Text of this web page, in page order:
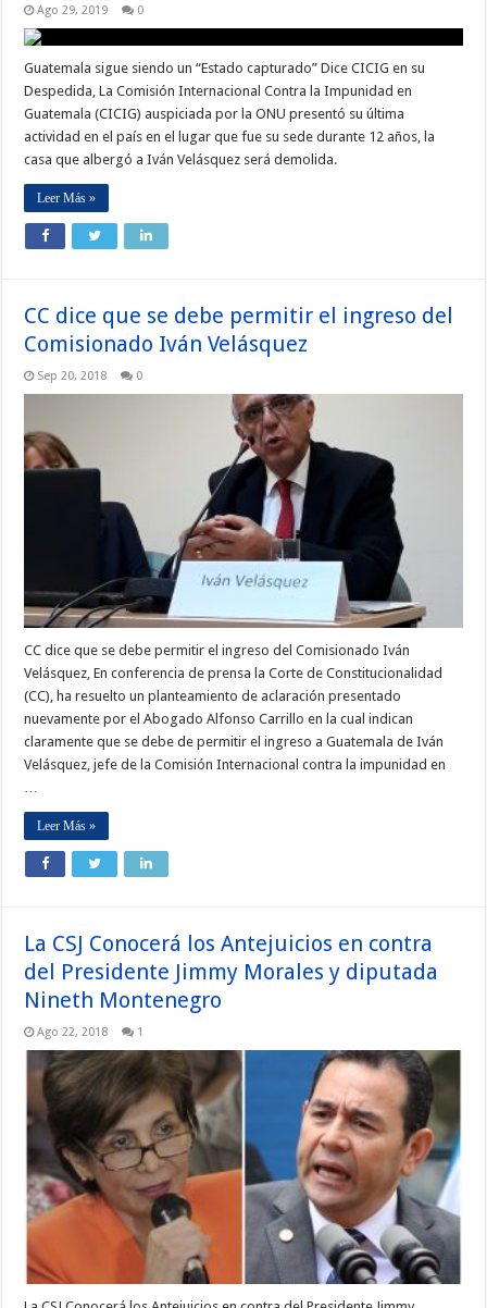
Ago 29, 2019 0
Guatemala sigue siendo un “Estado capturado” Dice CICIG en su
Despedida, La Comisión Internacional Contra la Impunidad en
Guatemala (CICIG) auspiciada por la ONU presentó su última
actividad en el país en el lugar que fue su sede durante 12 años, la
casa que albergó a Iván Velásquez será demolida.
Leer Más »
CC dice que se debe permitir el ingreso del
Comisionado Iván Velásquez
Sep 20, 2018 0
CC dice que se debe permitir el ingreso del Comisionado Iván
Velásquez, En conferencia de prensa la Corte de Constitucionalidad
(CC), ha resuelto un planteamiento de aclaración presentado
nuevamente por el Abogado Alfonso Carrillo en la cual indican
claramente que se debe de permitir el ingreso a Guatemala de Iván
Velásquez, jefe de la Comisión Internacional contra la impunidad en
…
Leer Más »
La CSJ Conocerá los Antejuicios en contra
del Presidente Jimmy Morales y diputada
Nineth Montenegro
Ago 22, 2018 1